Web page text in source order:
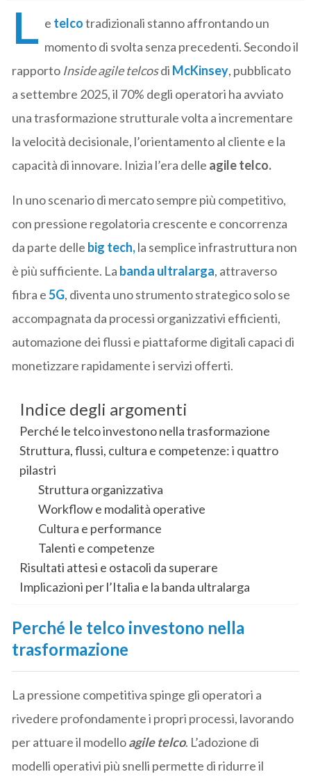
L e telcotradizionali stanno affrontando un
momento di svolta senza precedenti. Secondo il
rapporto Inside agile telcosdi McKinsey, pubblicato
a settembre 2025, il 70% degli operatori ha avviato
una trasformazione strutturale volta a incrementare
la velocità decisionale, l’orientamento al cliente e la
capacità di innovare. Inizia l’era delle agile telco.
In uno scenario di mercato sempre più competitivo,
con pressione regolatoria crescente e concorrenza
da parte delle big tech,la semplice infrastruttura non
è più sufficiente. La banda ultralarga, attraverso
fibra e5G, diventa uno strumento strategico solo se
accompagnata da processi organizzativi efficienti,
automazione dei flussi e piattaforme digitali capaci di
monetizzare rapidamente i servizi offerti.
Indice degli argomenti
Perché le telco investono nella trasformazione
Struttura, flussi, cultura e competenze: i quattro
pilastri
Struttura organizzativa
Workflow e modalità operative
Cultura e performance
Talenti e competenze
Risultati attesi e ostacoli da superare
Implicazioni per l’Italia e la banda ultralarga
Perché le telco investono nella
trasformazione
La pressione competitiva spinge gli operatori a
rivedere profondamente i propri processi, lavorando
per attuare il modelloagile telco. L’adozione di
modelli operativi più snelli permette di ridurre il